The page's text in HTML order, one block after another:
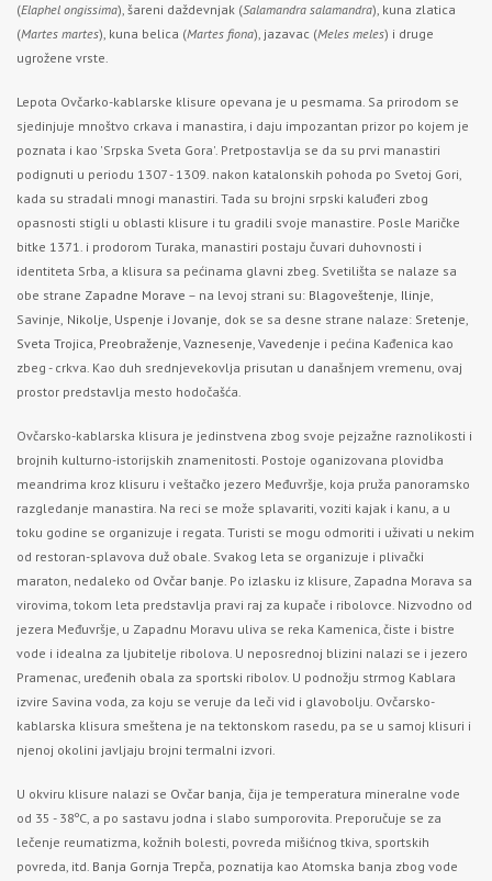
(Elaphel ongissima), šareni daždevnjak (Salamandra salamandra), kuna zlatica
(Martes martes), kuna belica (Martes fiona), jazavac (Meles meles) i druge
ugrožene vrste.
Lepota Ovčarko-kablarske klisure opevana je u pesmama. Sa prirodom se
sjedinjuje mnoštvo crkava i manastira, i daju impozantan prizor po kojem je
poznata i kao 'Srpska Sveta Gora'. Pretpostavlja se da su prvi manastiri
podignuti u periodu 1307 - 1309. nakon katalonskih pohoda po Svetoj Gori,
kada su stradali mnogi manastiri. Tada su brojni srpski kaluđeri zbog
opasnosti stigli u oblasti klisure i tu gradili svoje manastire. Posle Maričke
bitke 1371. i prodorom Turaka, manastiri postaju čuvari duhovnosti i
identiteta Srba, a klisura sa pećinama glavni zbeg. Svetilišta se nalaze sa
obe strane Zapadne Morave – na levoj strani su: Blagoveštenje, Ilinje,
Savinje, Nikolje, Uspenje iJovanje, dok se sa desne strane nalaze: Sretenje,
Sveta Trojica, Preobraženje, Vaznesenje, Vavedenje i pećina Kađenica kao
zbeg - crkva. Kao duh srednjevekovlja prisutan u današnjem vremenu, ovaj
prostor predstavlja mesto hodočašća.
Ovčarsko-kablarska klisura je jedinstvena zbog svoje pejzažne raznolikosti i
brojnih kulturno-istorijskih znamenitosti. Postoje oganizovana plovidba
meandrima kroz klisuru i veštačko jezero Međuvršje, koja pruža panoramsko
razgledanje manastira. Na reci se može splavariti, voziti kajak i kanu, a u
toku godine se organizuje i regata. Тuristi se mogu odmoriti i uživati u nekim
od restoran-splavova duž obale. Svakog leta se organizuje i plivački
maraton, nedaleko od Ovčar banje. Po izlasku iz klisure, Zapadna Morava sa
virovima, tokom leta predstavlja pravi raj za kupače i ribolovce. Nizvodno od
jezera Međuvršje, u Zapadnu Moravu uliva se reka Kamenica, čiste i bistre
vode i idealna za ljubitelje ribolova. U neposrednoj blizini nalazi se i jezero
Pramenac, uređenih obala za sportski ribolov. U podnožju strmog Kablara
izvire Savina voda, za koju se veruje da leči vid i glavobolju. Ovčarsko-
kablarska klisura smeštena je na tektonskom rasedu, pa se u samoj klisuri i
njenoj okolini javljaju brojni termalni izvori.
U okviru klisure nalazi se Ovčar banja, čija je temperatura mineralne vode
od 35 - 38ºC, a po sastavu jodna i slabo sumporovita. Preporučuje se za
lečenje reumatizma, kožnih bolesti, povreda mišićnog tkiva, sportskih
povreda, itd. Banja Gornja Trepča, poznatija kao Atomska banja zbog vode